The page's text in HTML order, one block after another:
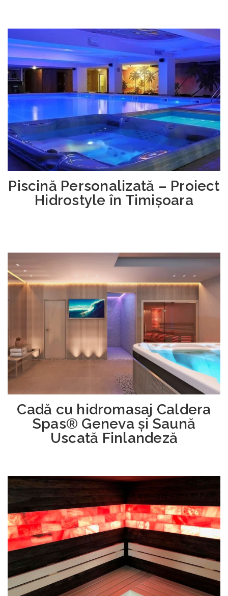
Piscină Personalizată – Proiect
Hidrostyle în Timișoara
Cadă cu hidromasaj Caldera
Spas® Geneva și Saună
Uscată Finlandeză